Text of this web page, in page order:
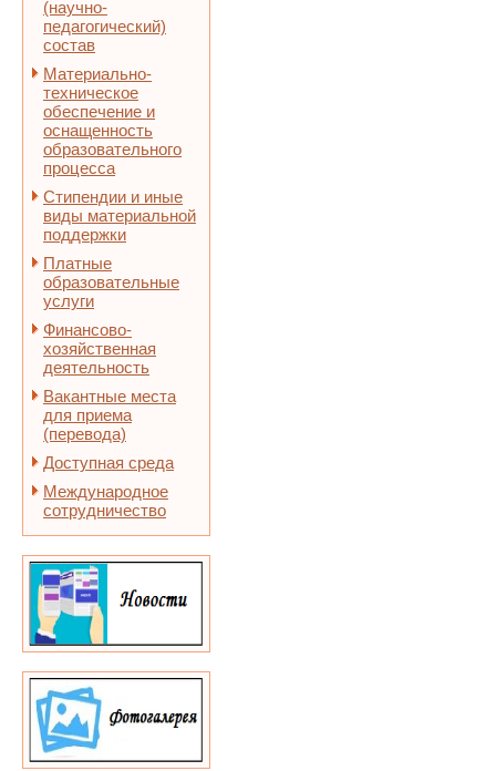
(научно-
педагогический)
состав
Материально-
техническое
обеспечение и
оснащенность
образовательного
процесса
Стипендии и иные
виды материальной
поддержки
Платные
образовательные
услуги
Финансово-
хозяйственная
деятельность
Вакантные места
для приема
(перевода)
Доступная среда
Международное
сотрудничество